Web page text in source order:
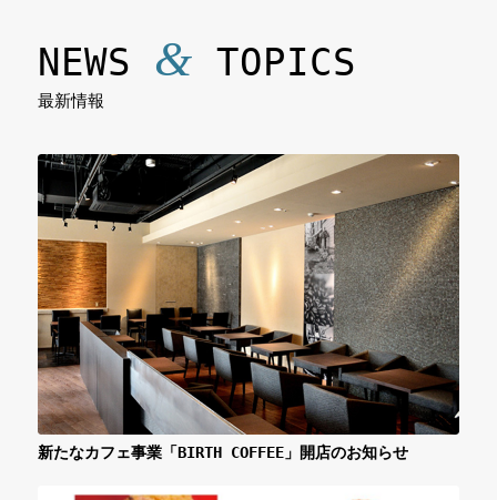
NEWS & TOPICS
最新情報
新たなカフェ事業「BIRTH COFFEE」開店のお知らせ